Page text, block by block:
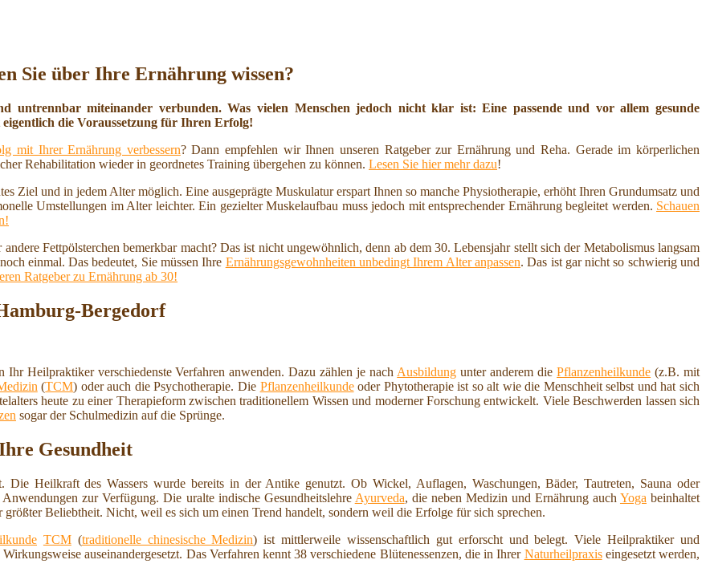
Sie über Ihre Ernährung wissen?
untrennbar miteinander verbunden. Was vielen Menschen jedoch nicht klar ist: Eine passende und vor allem gesunde
die Voraussetzung für Ihren Erfolg!
mit Ihrer Ernährung verbessern? Dann empfehlen wir Ihnen unseren Ratgeber zur Ernährung und Reha. Gerade im körperlichen
Rehabilitation wieder in geordnetes Training übergehen zu können. Lesen Sie hier mehr dazu!
Ziel und in jedem Alter möglich. Eine ausgeprägte Muskulatur erspart Ihnen so manche Physiotherapie, erhöht Ihren Grundumsatz und
Umstellungen im Alter leichter. Ein gezielter Muskelaufbau muss jedoch mit entsprechender Ernährung begleitet werden. Schauen
Fettpölsterchen bemerkbar macht? Das ist nicht ungewöhnlich, denn ab dem 30. Lebensjahr stellt sich der Metabolismus langsam
einmal. Das bedeutet, Sie müssen Ihre Ernährungsgewohnheiten unbedingt Ihrem Alter anpassen. Das ist gar nicht so schwierig und
Ratgeber zu Ernährung ab 30!
Bergedorf
Heilpraktiker verschiedenste Verfahren anwenden. Dazu zählen je nach Ausbildung unter anderem diePflanzenheilkunde (z.B. mit
(TCM) oder auch die Psychotherapie. Die Pflanzenheilkundeoder Phytotherapie ist so alt wie die Menschheit selbst und hat sich
heute zu einer Therapieform zwischen traditionellem Wissen und moderner Forschung entwickelt. Viele Beschwerden lassen sich
sogar der Schulmedizin auf die Sprünge.
Gesundheit
Heilkraft des Wassers wurde bereits in der Antike genutzt. Ob Wickel, Auflagen, Waschungen, Bäder, Tautreten, Sauna oder
zur Verfügung. Die uralte indische Gesundheitslehre Ayurveda, die neben Medizin und Ernährung auch Yoga beinhaltet
Beliebtheit. Nicht, weil es sich um einen Trend handelt, sondern weil die Erfolge für sich sprechen.
TCM(traditionelle chinesische Medizin) ist mittlerweile wissenschaftlich gut erforscht und belegt. Viele Heilpraktiker und
Wirkungsweise auseinandergesetzt. Das Verfahren kennt 38 verschiedene Blütenessenzen, die in Ihrer Naturheilpraxiseingesetzt werden,